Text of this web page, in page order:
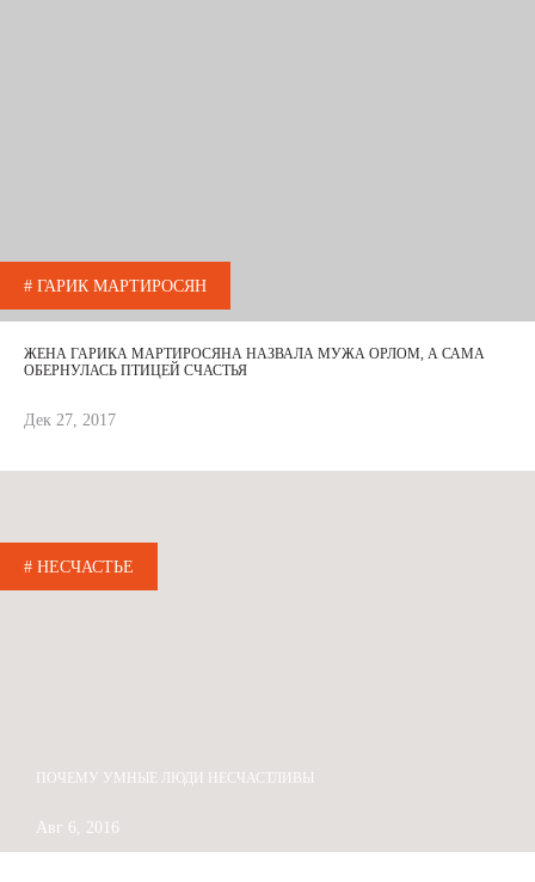
# ГАРИК МАРТИРОСЯН
ЖЕНА ГАРИКА МАРТИРОСЯНА НАЗВАЛА МУЖА ОРЛОМ, А САМА
ОБЕРНУЛАСЬ ПТИЦЕЙ СЧАСТЬЯ
Дек 27, 2017
# НЕСЧАСТЬЕ
ПОЧЕМУ УМНЫЕ ЛЮДИ НЕСЧАСТЛИВЫ
Авг 6, 2016